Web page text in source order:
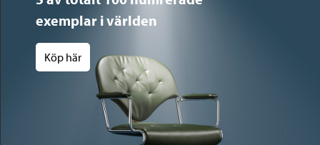
exemplar i världen
Köp här